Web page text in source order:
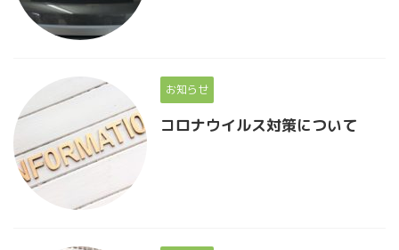
お知らせ
コロナウイルス対策について